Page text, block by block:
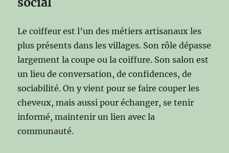
Le coiffeur est l’un des métiers artisanaux les
plus présents dans les villages. Son rôle dépasse
largement la coupe ou la coiffure. Son salon est
un lieu de conversation, de confidences, de
sociabilité. On y vient pour se faire couper les
cheveux, mais aussi pour échanger, se tenir
informé, maintenir un lien avec la
communauté.